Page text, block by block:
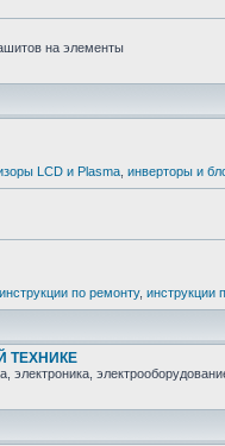
на элементы
LCD и Plasma инверторы и
инструкции по ремонту, инструкции
ТЕХНИКЕ
электроника,